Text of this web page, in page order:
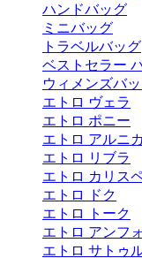
ハンドバッグ
ミニバッグ
トラベルバッグ
ベストセラー
ウィメンズバ
エトロ ヴェラ
エトロ ポニー
エトロ アルニカ
エトロ リブラ
エトロ カリス
エトロ ドク
エトロ トーク
エトロ アンフ
エトロ サトゥ